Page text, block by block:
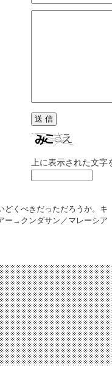
上に表示された文
どくべきだっただろうか。キ
ー→クンダサン／マレーシア